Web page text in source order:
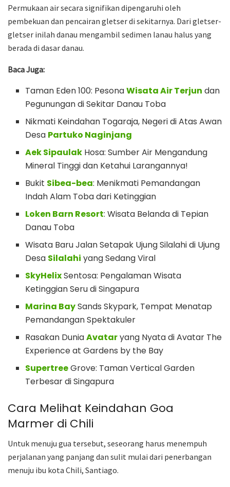
Permukaan air secara signifikan dipengaruhi oleh
pembekuan dan pencairan gletser di sekitarnya. Dari gletser-
gletser inilah danau mengambil sedimen lanau halus yang
berada di dasar danau.
Baca Juga:
Taman Eden 100: PesonaWisata Air Terjun dan
Pegunungan di Sekitar Danau Toba
Nikmati Keindahan Togaraja, Negeri di Atas Awan
Desa Partuko Naginjang
Aek Sipaulak Hosa: Sumber Air Mengandung
Mineral Tinggi dan Ketahui Larangannya!
Bukit Sibea-bea: Menikmati Pemandangan
Indah Alam Toba dari Ketinggian
Loken Barn Resort: Wisata Belanda di Tepian
Danau Toba
Wisata Baru Jalan Setapak Ujung Silalahi di Ujung
Desa Silalahi yang Sedang Viral
SkyHelixSentosa: Pengalaman Wisata
Ketinggian Seru di Singapura
Marina BaySands Skypark, Tempat Menatap
Pemandangan Spektakuler
Rasakan DuniaAvataryang Nyata di Avatar The
Experience at Gardens by the Bay
SupertreeGrove: Taman Vertical Garden
Terbesar di Singapura
Cara Melihat Keindahan Goa
Marmer di Chili
Untuk menuju gua tersebut, seseorang harus menempuh
perjalanan yang panjang dan sulit mulai dari penerbangan
menuju ibu kota Chili, Santiago.